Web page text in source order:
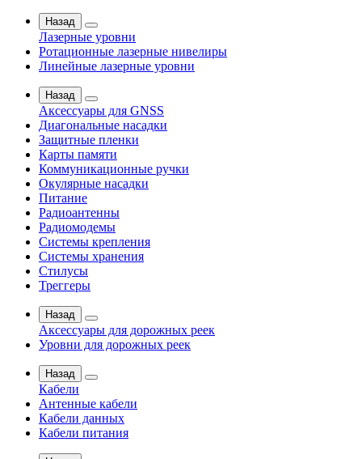
Назад
Лазерные уровни
Ротационные лазерные нивелиры
Линейные лазерные уровни
Назад
Аксессуары для GNSS
Диагональные насадки
Защитные пленки
Карты памяти
Коммуникационные ручки
Окулярные насадки
Питание
Радиоантенны
Радиомодемы
Системы крепления
Системы хранения
Стилусы
Треггеры
Назад
Аксессуары для дорожных реек
Уровни для дорожных реек
Назад
Кабели
Антенные кабели
Кабели данных
Кабели питания